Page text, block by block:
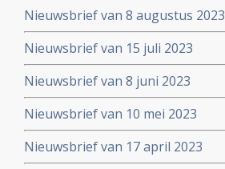
Nieuwsbrief van 8 augustus 2023
Nieuwsbrief van 15 juli 2023
Nieuwsbrief van 8 juni 2023
Nieuwsbrief van 10 mei 2023
Nieuwsbrief van 17 april 2023